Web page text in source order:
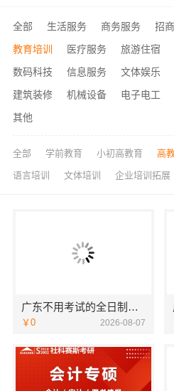
全部 生活服务 商务服务 招
教育培训
医疗服务 旅游住宿
数码科技
信息服务 文体娱乐
建筑装修
机械设备 电子电工
其他
全部 学前教育 小初高教育 高
语言培训 文体培训 企业培训拓展
广东不用考试的全日制大专-北京理工大学珠海学院继教院
￥0 2026-08-07